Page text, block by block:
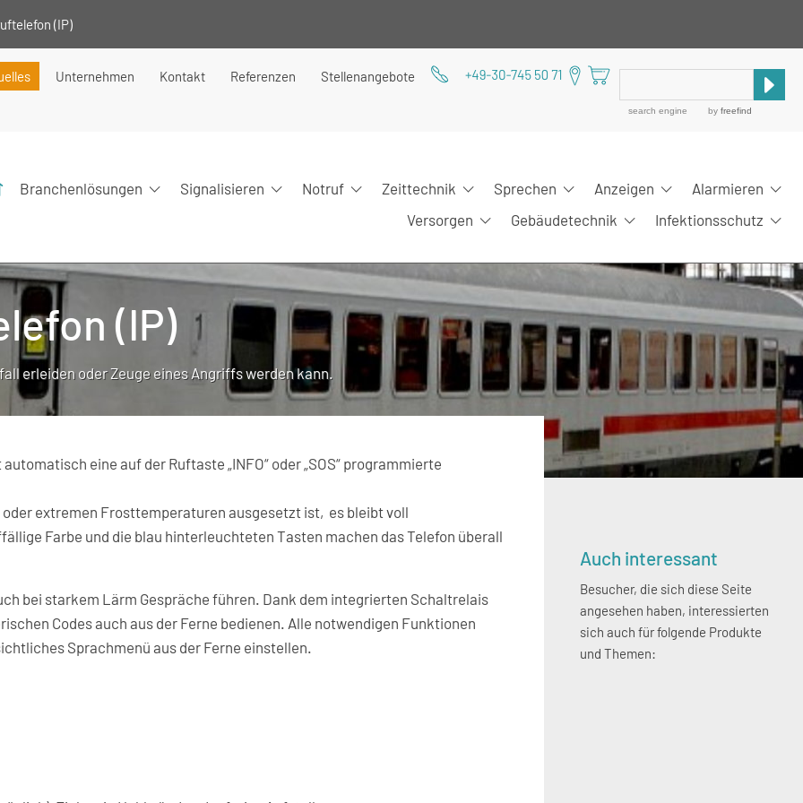
(IP)
Unternehmen Kontakt Referenzen Stellenangebote
search engine by freefind
Branchenlösungen Signalisieren Notruf Zeittechnik Sprechen Anzeigen
Alarmieren
Versorgen
Gebäudetechnik Infektionsschutz
(IP)
erleiden oder Zeuge eines Angriffs werden kann.
eine auf der Ruftaste „INFO“ oder „SOS“ programmierte
extremen Frosttemperaturen ausgesetzt ist, es bleibt voll
Farbe und die blau hinterleuchteten Tasten machen das Telefon überall
bei starkem Lärm Gespräche führen. Dank dem integrierten Schaltrelais
Codes auch aus der Ferne bedienen. Alle notwendigen Funktionen
Sprachmenü aus der Ferne einstellen.
Seitenspalte
Auch interessant
Besucher, die sich diese Seite
angesehen haben, interessierten
sich auch für folgende Produkte
und Themen: